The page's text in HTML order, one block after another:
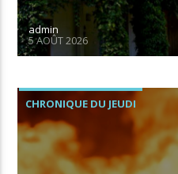
admin
5 AOÛT 2026
CHRONIQUE DU JEUDI